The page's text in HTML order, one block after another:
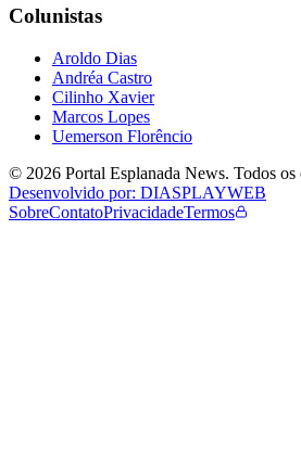
Colunistas
Aroldo Dias
Andréa Castro
Cilinho Xavier
Marcos Lopes
Uemerson Florêncio
© 2026 Portal Esplanada News. Todos os
Desenvolvido por: DIASPLAYWEB
SobreContatoPrivacidadeTermos